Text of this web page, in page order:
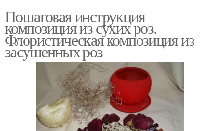
Пошаговая инструкция
композиция из сухих роз.
Флористическая композиция из
засушенных роз